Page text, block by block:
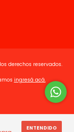
ENTENDIDO
derechos reservados.
ingresá acá.